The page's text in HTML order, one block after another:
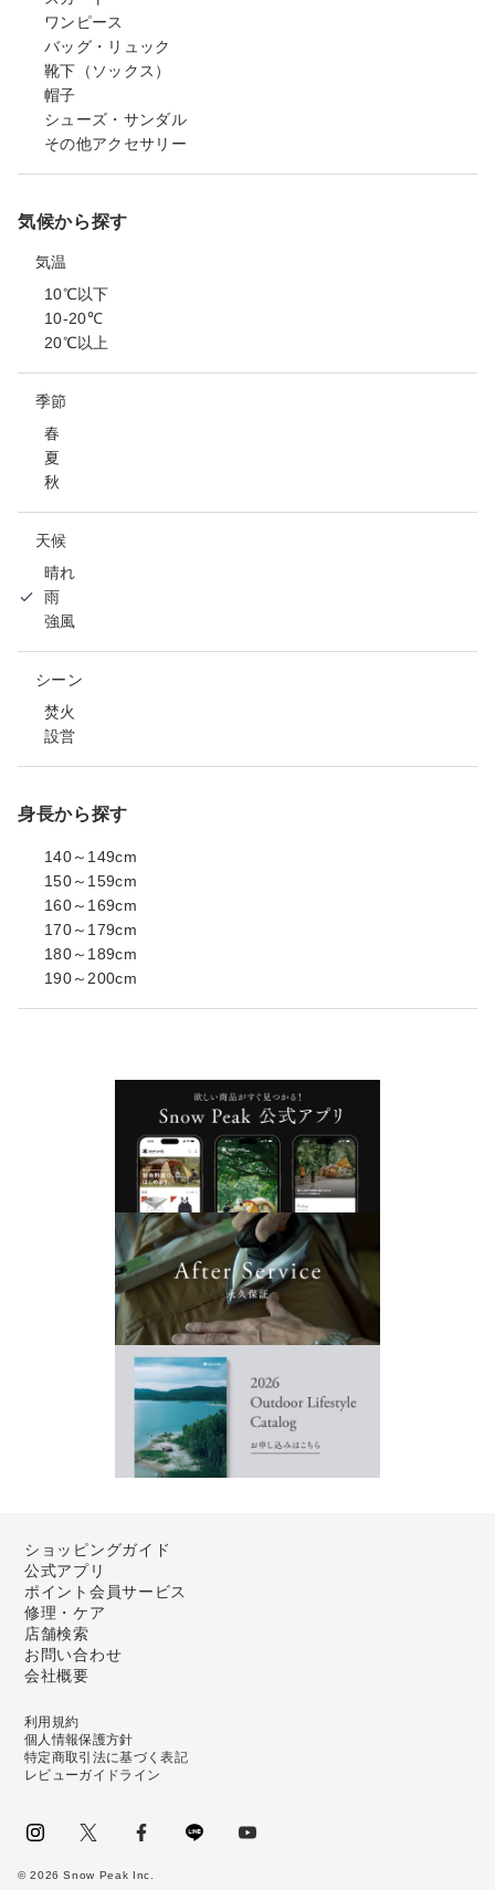
ワンピース
バッグ・リュック
靴下（ソックス）
帽子
シューズ・サンダル
その他アクセサリー
気候から探す
気温
10℃以下
10-20℃
20℃以上
季節
春
夏
秋
天候
晴れ
雨
強風
シーン
焚火
設営
身長から探す
140～149cm
150～159cm
160～169cm
170～179cm
180～189cm
190～200cm
ショッピングガイド
公式アプリ
ポイント会員サービス
修理・ケア
店舗検索
お問い合わせ
会社概要
利用規約
個人情報保護方針
特定商取引法に基づく表記
レビューガイドライン
©2026 Snow Peak Inc.